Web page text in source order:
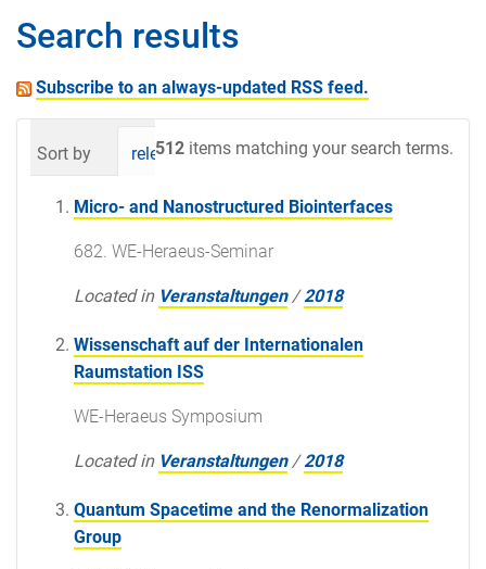
Search results
Subscribe to an always-updated RSS feed.
512 items matching your search terms.
Sort by relevance date (newest first)
Micro- and Nanostructured Biointerfaces
682. WE-Heraeus-Seminar
Located in Veranstaltungen /2018
Wissenschaft auf der Internationalen
Raumstation ISS
WE-Heraeus Symposium
Located in Veranstaltungen /2018
Quantum Spacetime and the Renormalization
Group